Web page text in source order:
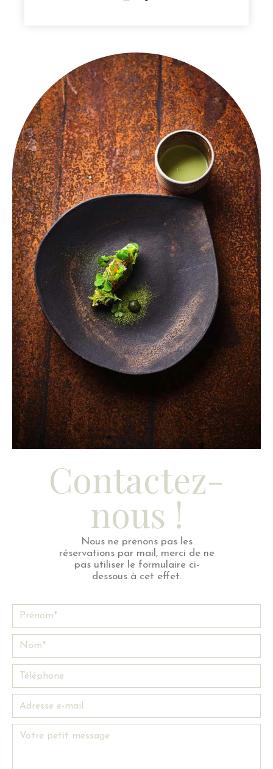
Contactez-
nous !
Nous ne prenons pas les
réservations par mail, merci de ne
pas utiliser le formulaire ci-
dessous à cet effet.
Get an
Appointment